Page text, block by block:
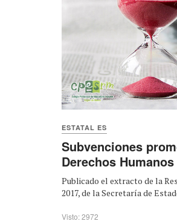
ESTATAL ES
Subvenciones
Derechos Humanos
Publicado el extracto de la
2017, de la Secretaría de
Visto: 2972